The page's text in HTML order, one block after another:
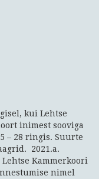
kui Lehtse
inimest sooviga
– 28 ringis. Suurte
2021.a.
Kammerkoori
nimel